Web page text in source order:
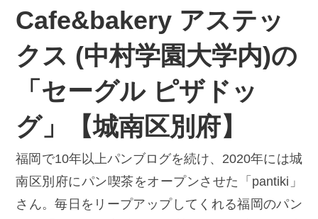
Cafe&bakery アステッ
クス (中村学園大学内)の
「セーグル ピザドッ
グ」【城南区別府】
福岡で10年以上パンブログを続け、2020年には城
南区別府にパン喫茶をオープンさせた「pantiki」
さん。毎日をリープアップしてくれる福岡のパン